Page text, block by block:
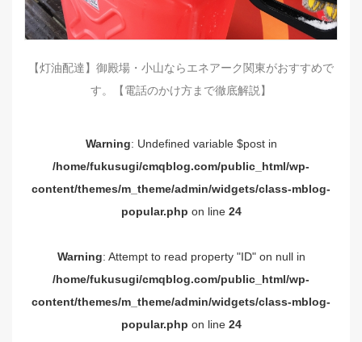
【灯油配達】御殿場・小山ならエネアーク関東がおすすめで
す。【電話のかけ方まで徹底解説】
Warning: Undefined variable $post in
/home/fukusugi/cmqblog.com/public_html/wp-
content/themes/m_theme/admin/widgets/class-mblog-
popular.php on line 24
Warning: Attempt to read property "ID" on null in
/home/fukusugi/cmqblog.com/public_html/wp-
content/themes/m_theme/admin/widgets/class-mblog-
popular.php on line 24